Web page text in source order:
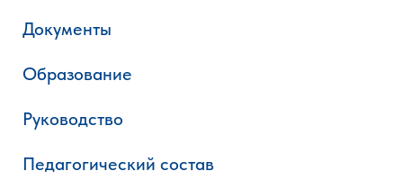
Документы
Образование
Руководство
Педагогический состав